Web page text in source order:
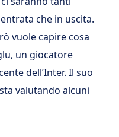
che in uscita.
vuole capire cosa
un giocatore
dell’Inter. Il suo
valutando alcuni